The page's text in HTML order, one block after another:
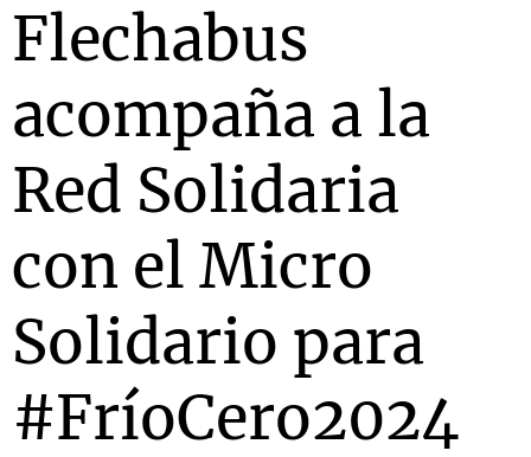
Flechabus
acompaña a la
Red Solidaria
con el Micro
Solidario para
#FríoCero2024